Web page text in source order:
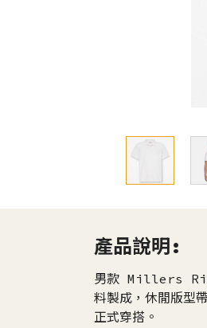
產品說明:
男款 Millers
料製成，休閒版型
正式穿搭。